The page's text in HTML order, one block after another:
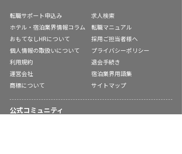
転職サポート申込み
求人検索
ホテル・宿泊業界情報コラム
転職マニュアル
おもてなしHRについて
採用ご担当者様へ
個人情報の取扱いについて
プライバシーポリシー
利用規約
退会手続き
運営会社
宿泊業界用語集
商標について
サイトマップ
公式コミュニティ